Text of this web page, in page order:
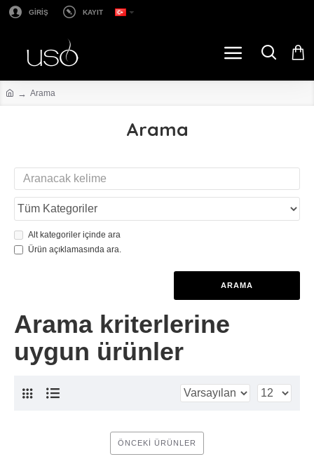
GİRİŞ KAYIT
Arama
Arama
Alt kategoriler içinde ara
Ürün açıklamasında ara.
ARAMA
Arama kriterlerine
uygun ürünler
ÖNCEKI ÜRÜNLER